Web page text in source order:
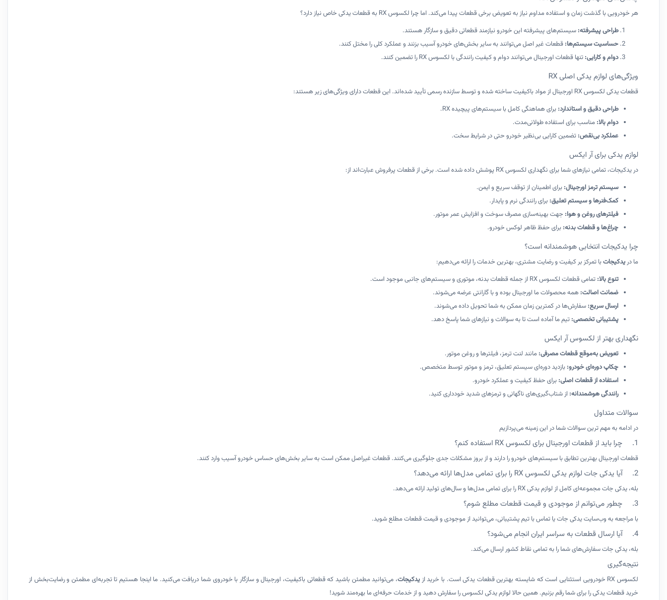
هر خودرویی با گذشت زمان و استفاده مداوم نیاز به تعویض برخی قطعات پیدا می‌کند. اما چرا لکسوس RX به قطعات یدکی خاص نیاز دارد؟
طراحی پیشرفته: سیستم‌های پیشرفته این خودرو نیازمند قطعاتی دقیق و سازگار هستند.
حساسیت سیستم‌ها: قطعات غیر اصل می‌توانند به سایر بخش‌های خودرو آسیب بزنند و عملکرد کلی را مختل کنند.
دوام و کارایی: تنها قطعات اورجینال می‌توانند دوام و کیفیت رانندگی با لکسوس RX را تضمین کنند.
ویژگی‌های لوازم یدکی اصلی RX
قطعات یدکی لکسوس RX اورجینال از مواد باکیفیت ساخته شده و توسط سازنده رسمی تأیید شده‌اند. این قطعات دارای ویژگی‌های زیر هستند:
طراحی دقیق و استاندارد: برای هماهنگی کامل با سیستم‌های پیچیده RX.
دوام بالا: مناسب برای استفاده طولانی‌مدت.
عملکرد بی‌نقص: تضمین کارایی بی‌نظیر خودرو حتی در شرایط سخت.
لوازم یدکی برای آر ایکس
در یدکیجات، تمامی نیازهای شما برای نگهداری لکسوس RX پوشش داده شده است. برخی از قطعات پرفروش عبارت‌اند از:
سیستم ترمز اورجینال: برای اطمینان از توقف سریع و ایمن.
کمک‌فنرها و سیستم تعلیق: برای رانندگی نرم و پایدار.
فیلترهای روغن و هوا: جهت بهینه‌سازی مصرف سوخت و افزایش عمر موتور.
چراغ‌ها و قطعات بدنه: برای حفظ ظاهر لوکس خودرو.
چرا یدکیجات انتخابی هوشمندانه است؟
ما دریدکیجاتبا تمرکز بر کیفیت و رضایت مشتری، بهترین خدمات را ارائه می‌دهیم:
تنوع بالا: تمامی قطعات لکسوس RX از جمله قطعات بدنه، موتوری و سیستم‌های جانبی موجود است.
ضمانت اصالت: همه محصولات ما اورجینال بوده و با گارانتی عرضه می‌شوند.
ارسال سریع: سفارش‌ها در کمترین زمان ممکن به شما تحویل داده می‌شوند.
پشتیبانی تخصصی: تیم ما آماده است تا به سوالات و نیازهای شما پاسخ دهد.
نگهداری بهتر از لکسوس آر ایکس
تعویض به‌موقع قطعات مصرفی: مانند لنت ترمز، فیلترها و روغن موتور.
چکاپ دوره‌ای خودرو: بازدید دوره‌ای سیستم تعلیق، ترمز و موتور توسط متخصص.
استفاده از قطعات اصلی: برای حفظ کیفیت و عملکرد خودرو.
رانندگی هوشمندانه: از شتاب‌گیری‌های ناگهانی و ترمزهای شدید خودداری کنید.
سوالات متداول
در ادامه به مهم ترین سوالات شما در این زمینه می‌پردازیم
1. چرا باید از قطعات اورجینال برای لکسوس RX استفاده کنم؟
قطعات اورجینال بهترین تطابق با سیستم‌های خودرو را دارند و از بروز مشکلات جدی جلوگیری می‌کنند. قطعات غیراصل ممکن است به سایر بخش‌های حساس خودرو آسیب وارد کنند.
2. آیا یدکی جات لوازم یدکی لکسوس RX را برای تمامی مدل‌ها ارائه می‌دهد؟
بله، یدکی جات مجموعه‌ای کامل از لوازم یدکی RX را برای تمامی مدل‌ها و سال‌های تولید ارائه می‌دهد.
3. چطور می‌توانم از موجودی و قیمت قطعات مطلع شوم؟
با مراجعه به وب‌سایت یدکی جات یا تماس با تیم پشتیبانی، می‌توانید از موجودی و قیمت قطعات مطلع شوید.
4. آیا ارسال قطعات به سراسر ایران انجام می‌شود؟
بله، یدکی جات سفارش‌های شما را به تمامی نقاط کشور ارسال می‌کند.
نتیجه‌گیری
لکسوس RX خودرویی استثنایی است که شایسته بهترین قطعات یدکی است. با خرید از یدکیجات، می‌توانید مطمئن باشید که قطعاتی باکیفیت، اورجینال و سازگار با خودروی شما دریافت می‌کنید. ما اینجا هستیم تا تجربه‌ای مطمئن و رضایت‌بخش از
خرید قطعات یدکی را برای شما رقم بزنیم. همین حالا لوازم یدکی لکسوس را سفارش دهید و از خدمات حرفه‌ای ما بهره‌مند شوید!